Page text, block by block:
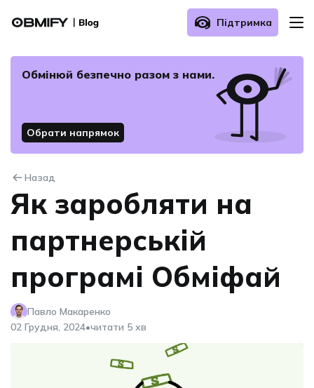
Підтримка
Поширені запитання
Зв’язатись з нами
Обмінюй безпечнo разом з нами.
Обрати напрямок
Назад
Як заробляти на
партнерській
програмі Обміфай
Павло Макаренко
02 Грудня, 2024•читати 5 хв